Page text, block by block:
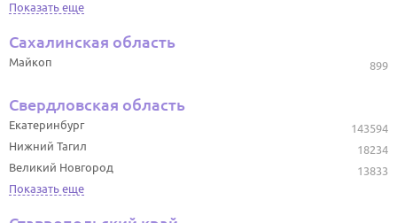
Показать еще
Сахалинская область
899
Майкоп
Свердловская область
143594
Екатеринбург
18234
Нижний Тагил
13833
Великий Новгород
Показать еще